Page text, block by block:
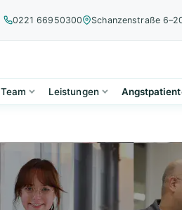
0221 66950300 Schanzenstraße
Team Leistungen